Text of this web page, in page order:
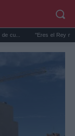
"Eres el Rey más